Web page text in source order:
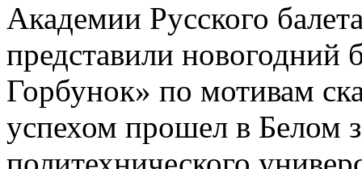
Академии Русского
представили новогодний
Горбунок» по мотивам
успехом прошел в Белом